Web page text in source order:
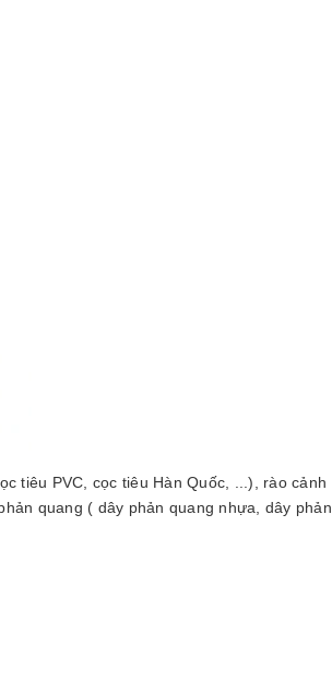
tiêu PVC, cọc tiêu Hàn Quốc, ...), rào cảnh
quang ( dây phản quang nhựa, dây phản